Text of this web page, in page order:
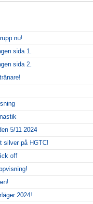
nu!
sida 1.
sida 2.
5/11 2024
silver på HGTC!
off
2024!